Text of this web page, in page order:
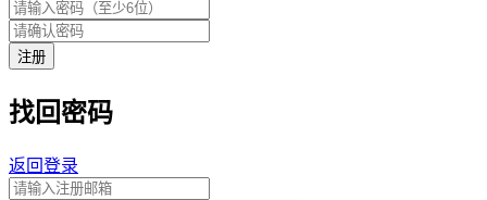
注册
找回密码
返回登录